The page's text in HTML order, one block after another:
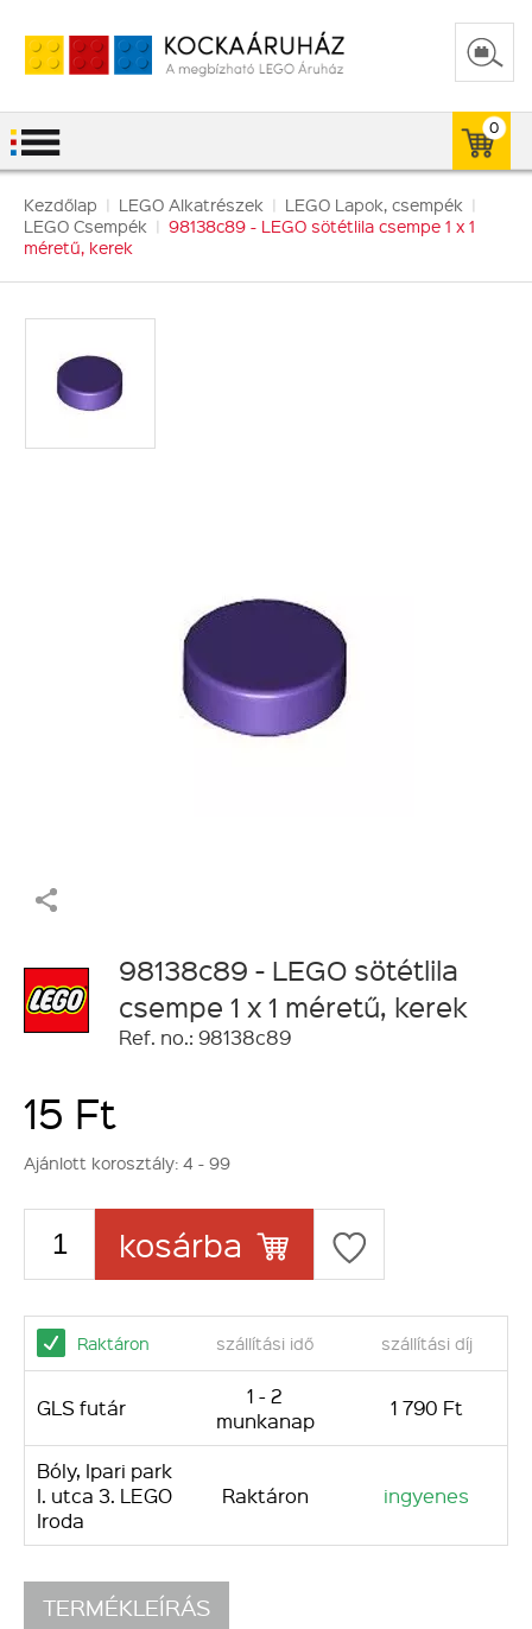
0
Kezdőlap | LEGO Alkatrészek | LEGO Lapok, csempék |
LEGO Csempék | 98138c89 - LEGO sötétlila csempe 1 x 1
méretű, kerek
98138c89 - LEGO sötétlila
csempe 1 x 1 méretű, kerek
Ref. no.: 98138c89
15 Ft
Ajánlott korosztály: 4 - 99
kosárba
Raktáron szállítási idő szállítási díj
GLS futár
1 - 2
munkanap
1 790 Ft
Bóly, Ipari park
I. utca 3. LEGO
Iroda
Raktáron ingyenes
TERMÉKLEÍRÁS